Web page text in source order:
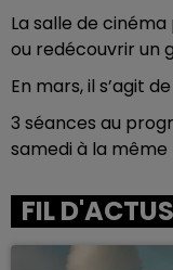
La salle de
ou redécouvrir un
En mars, il s’agit
3 séances au
samedi à la même
FIL D'ACTUS